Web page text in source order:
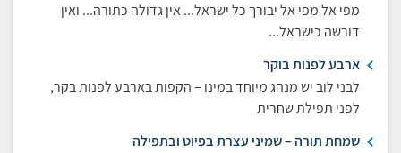
מפי אל מפי אל יבורך כל ישראל... אין גדולה כתורה... ואין
דורשה כישראל...
ארבע לפנות בוקר
לבני לוב יש מנהג מיוחד במינו – הקפות בארבע לפנות בקר,
לפני תפילת שחרית
שמחת תורה – שמיני עצרת בפיוט ובתפילה